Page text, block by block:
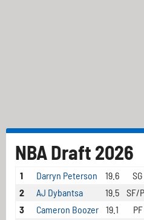
NBA Draft 2026
1 Darryn Peterson 19.6
SG
2
AJ Dybantsa 19.5
SF/
3
Cameron Boozer 19.1
PF